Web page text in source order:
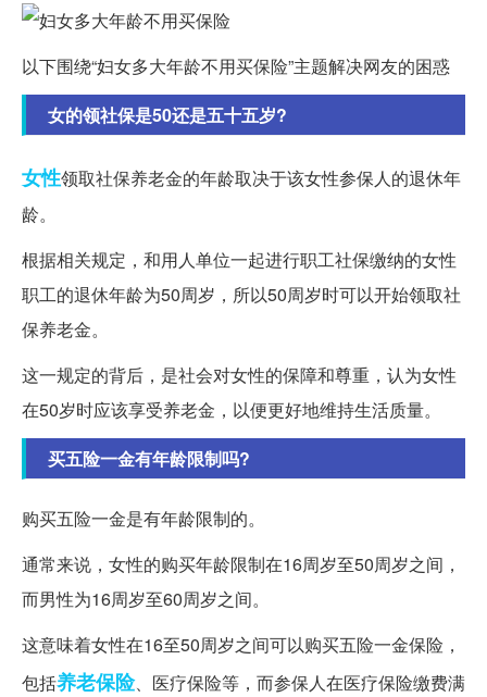
以下围绕“妇女多大年龄不用买保险”主题解决网友的困惑
女的领社保是50还是五十五岁?
女性领取社保养老金的年龄取决于该女性参保人的退休年
龄。
根据相关规定，和用人单位一起进行职工社保缴纳的女性
职工的退休年龄为50周岁，所以50周岁时可以开始领取社
保养老金。
这一规定的背后，是社会对女性的保障和尊重，认为女性
在50岁时应该享受养老金，以便更好地维持生活质量。
买五险一金有年龄限制吗?
购买五险一金是有年龄限制的。
通常来说，女性的购买年龄限制在16周岁至50周岁之间，
而男性为16周岁至60周岁之间。
这意味着女性在16至50周岁之间可以购买五险一金保险，
包括养老保险、医疗保险等，而参保人在医疗保险缴费满